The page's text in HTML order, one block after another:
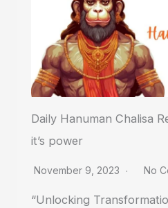
Daily Hanuman Chalisa
it’s power
November 9, 2023 No
“Unlocking